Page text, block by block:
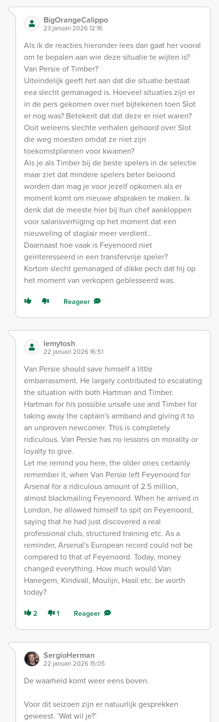
BigOrangeCalippo
23 januari 2026 12:16
Als ik de reacties hieronder lees dan gaat her vooral
om te bepalen aan wie deze situatie te wijten is?
Van Persie of Timber?
Uiteindelijk geeft het aan dat die situatie bestaat
eea slecht gemanaged is. Hoeveel situaties zijn er
in de pers gekomen over niet bijtekenen toen Slot
er nog was? Betekent dat dat deze er niet waren?
Ooit weleens slechte verhalen gehoord over Slot
die weg moesten omdat ze niet zijn
toekomstplannen voor kwamen?
Als je als Timber bij de beste spelers in de selectie
maar ziet dat mindere spelers beter beloond
worden dan mag je voor jezelf opkomen als er
moment komt om nieuwe afspraken te maken. Ik
denk dat de meeste hier bij hun chef aankloppen
voor salarisverhiging op het moment dat een
nieuweling of stagiair meer verdient..
Daarnaast hoe vaak is Feyenoord niet
geinteresseerd in een transfervrije speler?
Kortom slecht gemanaged of dikke pech dat hij op
het moment van verkopen geblesseerd was.
Reageer
lemytosh
22 januari 2026 16:51
Van Persie should save himself a little
embarrassment. He largely contributed to escalating
the situation with both Hartman and Timber.
Hartman for his possible unsafe use and Timber for
taking away the captain's armband and giving it to
an unproven newcomer. This is completely
ridiculous. Van Persie has no lessons on morality or
loyalty to give.
Let me remind you here, the older ones certainly
remember it, when Van Persie left Feyenoord for
Arsenal for a ridiculous amount of 2.5 million,
almost blackmailing Feyenoord. When he arrived in
London, he allowed himself to spit on Feyenoord,
saying that he had just discovered a real
professional club, structured training etc. As a
reminder, Arsenal's European record could not be
compared to that of Feyenoord. Today, money
changed everything. How much would Van
Hanegem, Kindvall, Moulijn, Hasil etc. be worth
today?
2 1 Reageer
SergioHerman
22 januari 2026 15:05
De waarheid komt weer eens boven.
Voor dit seizoen zijn er natuurlijk gesprekken
geweest. ‘Wat wil je?’